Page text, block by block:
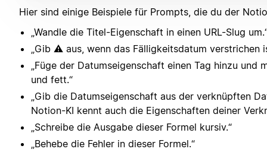
Hier sind einige Beispiele für Prompts, die du der
„Wandle die Titel-Eigenschaft in einen URL-Slug
„Gib ⚠️ aus, wenn das Fälligkeitsdatum verstrichen
„Füge der Datumseigenschaft einen Tag hinzu und
und fett.“
„Gib die Datumseigenschaft aus der verknüpften
Notion-KI kennt auch die Eigenschaften deiner
„Schreibe die Ausgabe dieser Formel kursiv.“
„Behebe die Fehler in dieser Formel.“